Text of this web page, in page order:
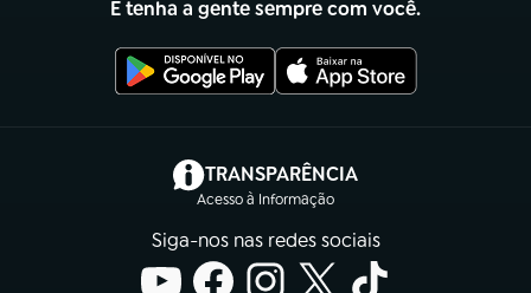
E tenha a gente sempre com você.
TRANSPARÊNCIA
Acesso à Informação
(abre em nova aba)
Siga-nos nas redes sociais